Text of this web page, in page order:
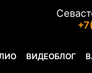
ВИДЕОБЛОГ